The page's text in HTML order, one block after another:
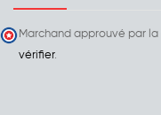
Marchand approuvé par
vérifier.